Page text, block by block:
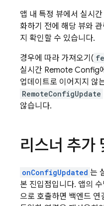
앱 내 특정 뷰에서 실시
화하기 전에 해당 뷰와
지 확인할 수 있습니다.
경우에 따라 가져오기(
실시간 Remote Config
업데이트로 이어지지 않
RemoteConfigUpdate
않습니다.
리스너 추가
onConfigUpdated 는
본 진입점입니다. 앱의
으로 호출하면 백엔드 연